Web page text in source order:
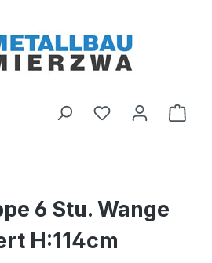
Du hast 0
6 Stu. Wange
H:114cm